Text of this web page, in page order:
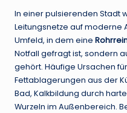
In einer pulsierenden Stadt
Leitungsnetze auf moderne
Umfeld, in dem eine
Notfall gefragt ist, sondern
gehört. Häufige Ursachen
Fettablagerungen aus der
Bad, Kalkbildung durch
Wurzeln im Außenbereich.